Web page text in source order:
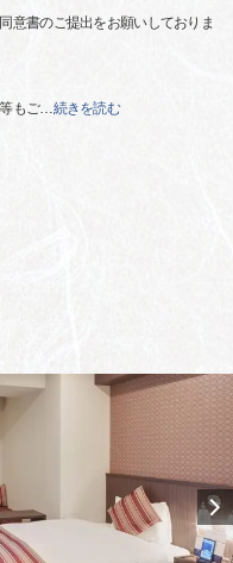
意書のご提出をお願いしておりま
もご…続きを読む